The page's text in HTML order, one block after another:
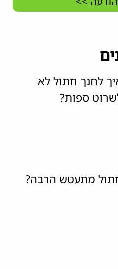
לחנך חתול לא
ספות?
מתעטש הרבה?